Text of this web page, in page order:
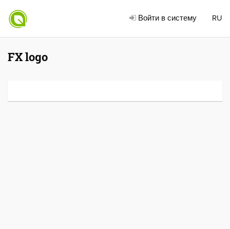
Войти в систему RU
FX logo